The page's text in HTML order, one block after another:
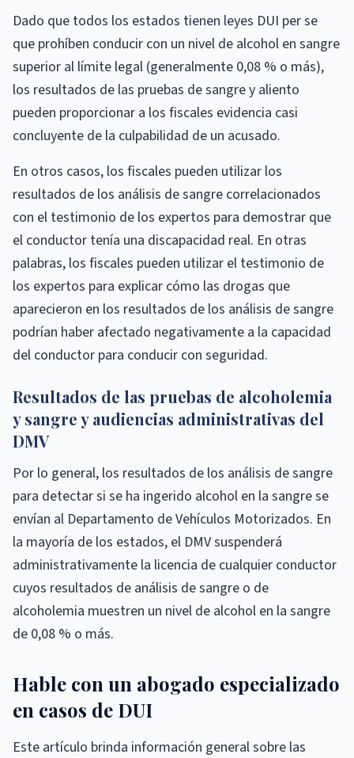
Dado que todos los estados tienen leyes DUI per se
que prohíben conducir con un nivel de alcohol en sangre
superior al límite legal (generalmente 0,08 % o más),
los resultados de las pruebas de sangre y aliento
pueden proporcionar a los fiscales evidencia casi
concluyente de la culpabilidad de un acusado.
En otros casos, los fiscales pueden utilizar los
resultados de los análisis de sangre correlacionados
con el testimonio de los expertos para demostrar que
el conductor tenía una discapacidad real. En otras
palabras, los fiscales pueden utilizar el testimonio de
los expertos para explicar cómo las drogas que
aparecieron en los resultados de los análisis de sangre
podrían haber afectado negativamente a la capacidad
del conductor para conducir con seguridad.
Resultados de las pruebas de alcoholemia
y sangre y audiencias administrativas del
DMV
Por lo general, los resultados de los análisis de sangre
para detectar si se ha ingerido alcohol en la sangre se
envían al Departamento de Vehículos Motorizados. En
la mayoría de los estados, el DMV suspenderá
administrativamente la licencia de cualquier conductor
cuyos resultados de análisis de sangre o de
alcoholemia muestren un nivel de alcohol en la sangre
de 0,08 % o más.
Hable con un abogado especializado
en casos de DUI
Este artículo brinda información general sobre las